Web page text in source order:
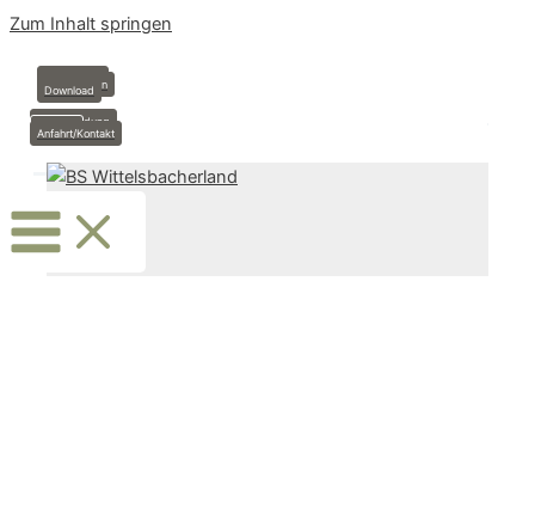
Zum Inhalt springen
Stundenplan
Download
Krankmeldung
Termine
Anfahrt/Kontakt